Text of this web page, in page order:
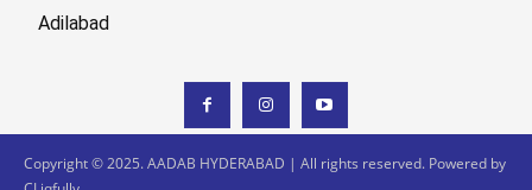
Adilabad
Copyright © 2025. AADAB HYDERABAD | All rights reserved. Powered by